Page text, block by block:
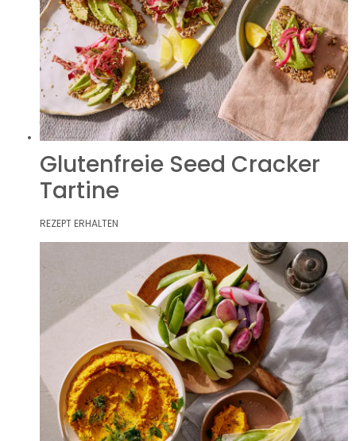
Glutenfreie Seed Cracker
Tartine
REZEPT ERHALTEN